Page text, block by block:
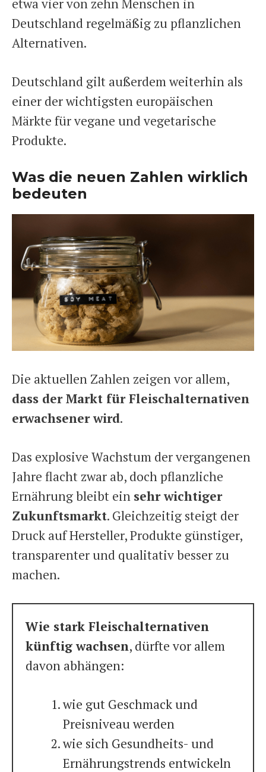
etwa vier von zehn Menschen in
Deutschland regelmäßig zu pflanzlichen
Alternativen.
Deutschland gilt außerdem weiterhin als
einer der wichtigsten europäischen
Märkte für vegane und vegetarische
Produkte.
Was die neuen Zahlen wirklich
bedeuten
Die aktuellen Zahlen zeigen vor allem,
dass der Markt für Fleischalternativen
erwachsener wird.
Das explosive Wachstum der vergangenen
Jahre flacht zwar ab, doch pflanzliche
Ernährung bleibt ein sehr wichtiger
Zukunftsmarkt. Gleichzeitig steigt der
Druck auf Hersteller, Produkte günstiger,
transparenter und qualitativ besser zu
machen.
Wie stark Fleischalternativen
künftig wachsen, dürfte vor allem
davon abhängen:
wie gut Geschmack und
Preisniveau werden
wie sich Gesundheits- und
Ernährungstrends entwickeln